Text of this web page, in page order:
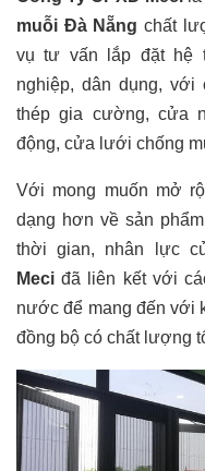
muỗi Đà Nẵng chất
vụ tư vấn lắp đặt hệ
nghiệp, dân dụng,
thép gia cường, cửa
động, cửa lưới chống
Với mong muốn mở
dạng hơn về sản
thời gian, nhân lực
Meciđã liên kết với
nước để mang đến với
đồng bộ có chất lượng